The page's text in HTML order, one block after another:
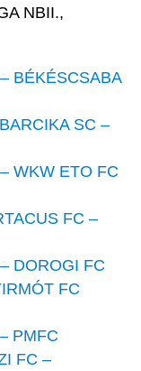
NBII.,
BÉKÉSCSABA
SC –
WKW ETO FC
FC –
DOROGI FC
FC
PMFC
FC –